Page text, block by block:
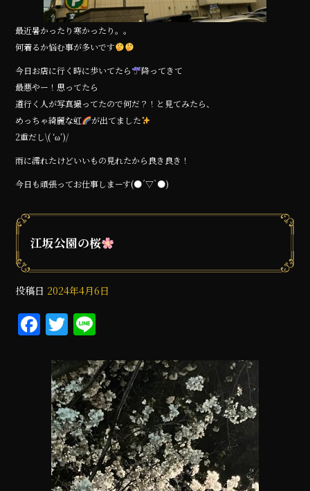
最近暑かったり寒かったり。。
何着るか悩む事が多いです
今日お店に行く時に歩いてたら
降ってきて
最悪やー！思ってたら
道行く人が写真撮ってたので何だ？！と見てみたら、
めっちゃ綺麗な虹
が出てました
2重だし\( ‘ω’)/
雨に濡れたけどいいもの見れたから良き良き！
今日も頑張ってお仕事しまーす(●︎´▽︎`●︎)
江坂公園の桜
投稿日 2024年4月6日
F
c
e
b
o
o
k
T
it
te
r
e